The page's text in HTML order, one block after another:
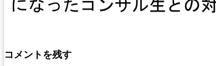
コメントを残す